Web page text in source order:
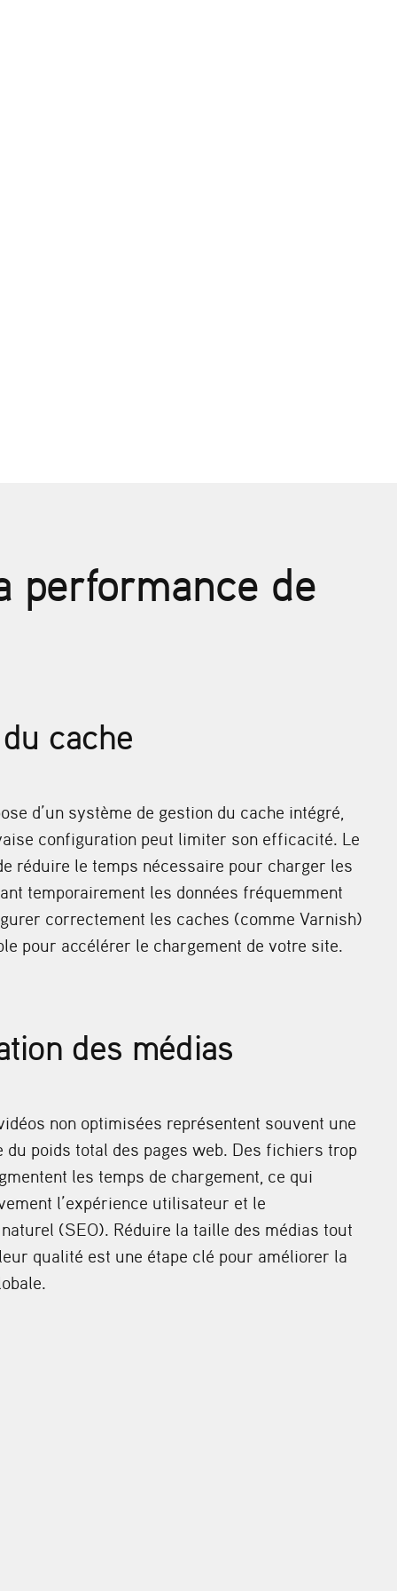
performance de
cache
d’un système de gestion du cache intégré,
configuration peut limiter son efficacité. Le
réduire le temps nécessaire pour charger les
temporairement les données fréquemment
correctement les caches (comme Varnish)
pour accélérer le chargement de votre site.
des médias
non optimisées représentent souvent une
poids total des pages web. Des fichiers trop
les temps de chargement, ce qui
l’expérience utilisateur et le
(SEO). Réduire la taille des médias tout
qualité est une étape clé pour améliorer la